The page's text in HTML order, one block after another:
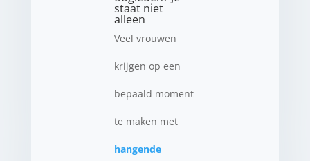
staat niet
alleen
Veel vrouwen
krijgen op een
bepaald moment
te maken met
hangende